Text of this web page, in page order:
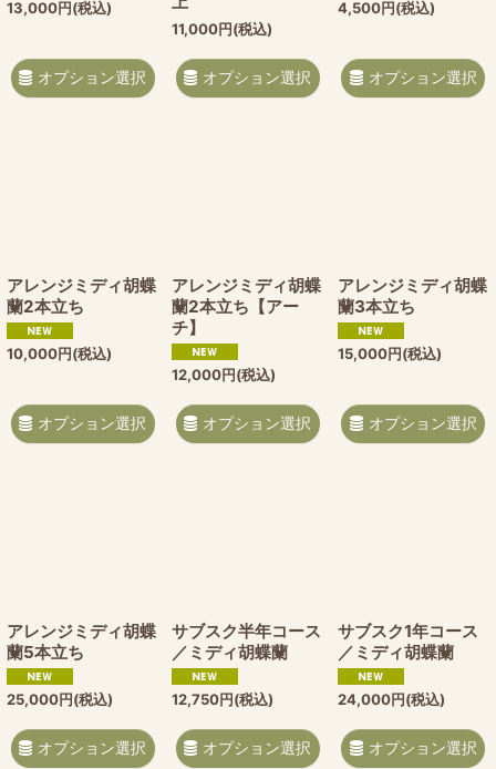
13,000円(税込)
オプション選択
11,000円(税込)
オプション選択
4,500円(税込)
オプション選択
アレンジミディ胡蝶
蘭2本立ち
10,000円(税込)
オプション選択
アレンジミディ胡蝶
蘭2本立ち【アー
チ】
12,000円(税込)
オプション選択
アレンジミディ胡蝶
蘭3本立ち
15,000円(税込)
オプション選択
アレンジミディ胡蝶
蘭5本立ち
25,000円(税込)
オプション選択
サブスク半年コース
／ミディ胡蝶蘭
12,750円(税込)
オプション選択
サブスク1年コース
／ミディ胡蝶蘭
24,000円(税込)
オプション選択